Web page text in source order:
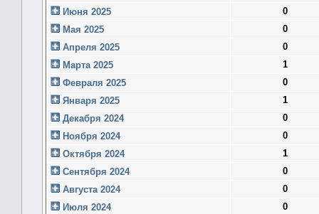
Июня 2025
0
Мая 2025
0
Апреля 2025
0
Марта 2025
1
Февраля 2025
0
Января 2025
1
Декабря 2024
0
Ноября 2024
0
Октября 2024
1
Сентября 2024
0
Августа 2024
0
Июля 2024
0